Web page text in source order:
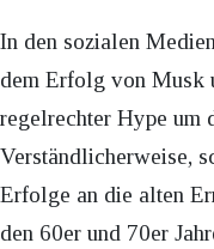
In den sozialen
dem Erfolg von Musk
regelrechter Hype um
Verständlicherweise,
Erfolge an die alten
den 60er und 70er